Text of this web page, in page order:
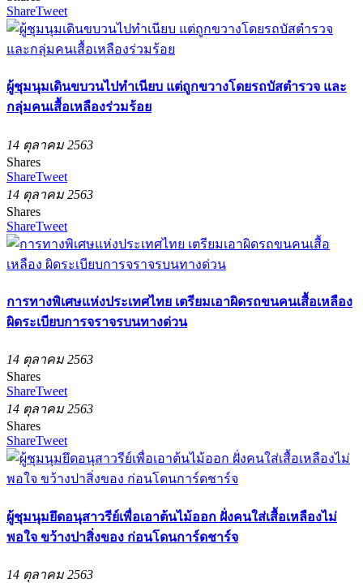
ShareTweet
ผู้ชุมนุมเดินขบวนไปทำเนียบ แต่ถูกขวางโดยรถบัสตำรวจ และ
กลุ่มคนเสื้อเหลืองร่วมร้อย
14 ตุลาคม 2563
Shares
ShareTweet
14 ตุลาคม 2563
Shares
ShareTweet
การทางพิเศษแห่งประเทศไทย เตรียมเอาผิดรถขนคนเสื้อเหลือง
ผิดระเบียบการจราจรบนทางด่วน
14 ตุลาคม 2563
Shares
ShareTweet
14 ตุลาคม 2563
Shares
ShareTweet
ผู้ชุมนุมยึดอนุสาวรีย์เพื่อเอาต้นไม้ออก ฝั่งคนใส่เสื้อเหลืองไม่
พอใจ ขว้างปาสิ่งของ ก่อนโดนการ์ดชาร์จ
14 ตุลาคม 2563